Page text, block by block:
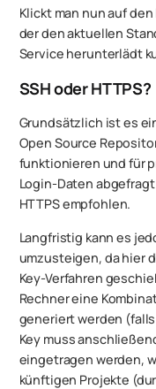
Klickt man nun auf
der den aktuellen
Service herunterlädt
SSH oder HTTPS?
Grundsätzlich ist es
Open Source
funktionieren und für
Login-Daten
HTTPS empfohlen.
Langfristig kann es
umzusteigen, da hier
Key-Verfahren
Rechner eine
generiert werden
Key muss
eingetragen werden,
künftigen Projekte